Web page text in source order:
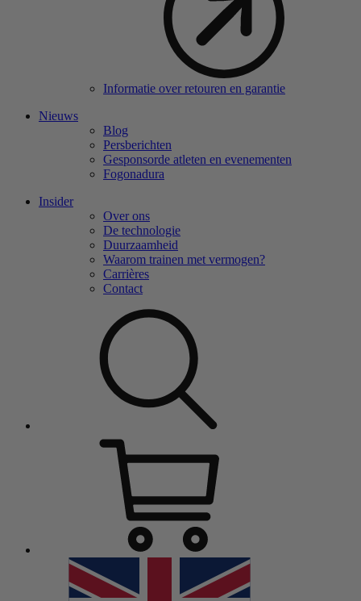
Informatie over retouren en garantie
Nieuws
Blog
Persberichten
Gesponsorde atleten en evenementen
Fogonadura
Insider
Over ons
De technologie
Duurzaamheid
Waarom trainen met vermogen?
Carrières
Contact